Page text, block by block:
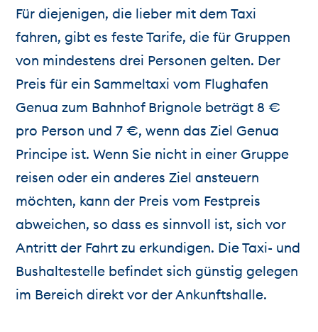
Für diejenigen, die lieber mit dem Taxi
fahren, gibt es feste Tarife, die für Gruppen
von mindestens drei Personen gelten. Der
Preis für ein Sammeltaxi vom Flughafen
Genua zum Bahnhof Brignole beträgt 8 €
pro Person und 7 €, wenn das Ziel Genua
Principe ist. Wenn Sie nicht in einer Gruppe
reisen oder ein anderes Ziel ansteuern
möchten, kann der Preis vom Festpreis
abweichen, so dass es sinnvoll ist, sich vor
Antritt der Fahrt zu erkundigen. Die Taxi- und
Bushaltestelle befindet sich günstig gelegen
im Bereich direkt vor der Ankunftshalle.